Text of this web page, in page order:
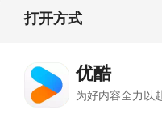
打开方式
优酷
为好内容全力以